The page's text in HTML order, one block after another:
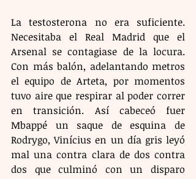
La testosterona no era suficiente.
Necesitaba el Real Madrid que el
Arsenal se contagiase de la locura.
Con más balón, adelantando metros
el equipo de Arteta, por momentos
tuvo aire que respirar al poder correr
en transición. Así cabeceó fuer
Mbappé un saque de esquina de
Rodrygo, Vinícius en un día gris leyó
mal una contra clara de dos contra
dos que culminó con un disparo